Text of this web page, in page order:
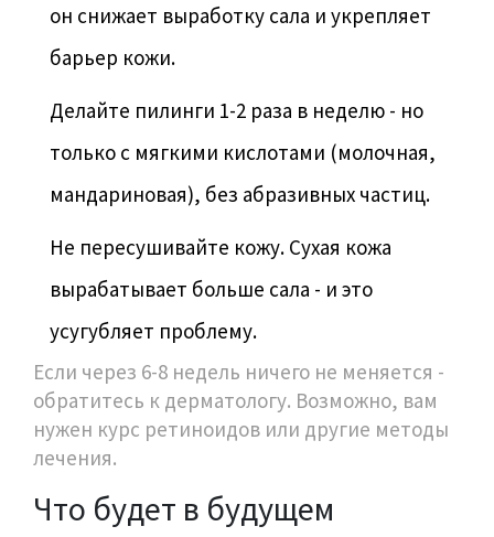
он снижает выработку сала и укрепляет
барьер кожи.
Делайте пилинги 1-2 раза в неделю - но
только с мягкими кислотами (молочная,
мандариновая), без абразивных частиц.
Не пересушивайте кожу. Сухая кожа
вырабатывает больше сала - и это
усугубляет проблему.
Если через 6-8 недель ничего не меняется -
обратитесь к дерматологу. Возможно, вам
нужен курс ретиноидов или другие методы
лечения.
Что будет в будущем